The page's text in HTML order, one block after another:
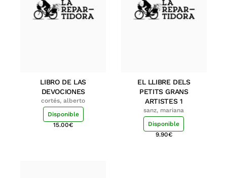
LIBRO DE LAS
DEVOCIONES
cortés, alberto
Disponible
15.00€
EL LLIBRE DELS
PETITS GRANS
ARTISTES 1
sanz, mariana
Disponible
9.90€